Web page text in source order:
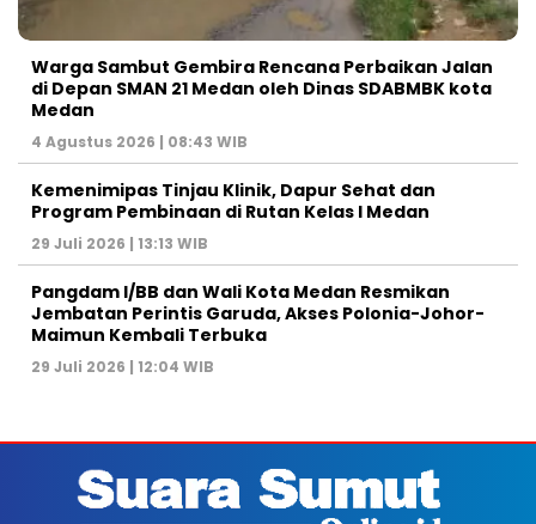
Warga Sambut Gembira Rencana Perbaikan Jalan
di Depan SMAN 21 Medan oleh Dinas SDABMBK kota
Medan
4 Agustus 2026 | 08:43 WIB
Kemenimipas Tinjau Klinik, Dapur Sehat dan
Program Pembinaan di Rutan Kelas I Medan
29 Juli 2026 | 13:13 WIB
Pangdam I/BB dan Wali Kota Medan Resmikan
Jembatan Perintis Garuda, Akses Polonia-Johor-
Maimun Kembali Terbuka
29 Juli 2026 | 12:04 WIB